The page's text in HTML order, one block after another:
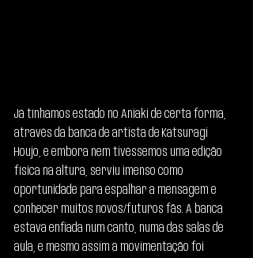
Já tínhamos estado no Aniaki de certa forma,
através da banca de artista de Katsuragi
Houjo, e embora nem tivéssemos uma edição
física na altura, serviu imenso como
oportunidade para espalhar a mensagem e
conhecer muitos novos/futuros fãs. A banca
estava enfiada num canto, numa das salas de
aula, e mesmo assim a movimentação foi